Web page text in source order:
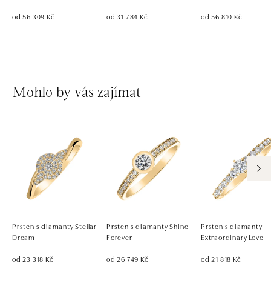
od 56 309 Kč od 31 784 Kč od 56 810 Kč
Mohlo by vás zajímat
Prsten s diamanty Stellar
Dream
od 23 318 Kč
Prsten s diamanty Shine
Forever
od 26 749 Kč
Prsten s diamanty
Extraordinary Love
od 21 818 Kč